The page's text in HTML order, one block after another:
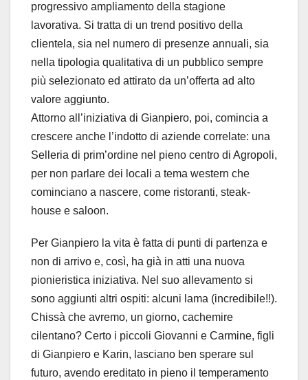
progressivo ampliamento della stagione
lavorativa. Si tratta di un trend positivo della
clientela, sia nel numero di presenze annuali, sia
nella tipologia qualitativa di un pubblico sempre
più selezionato ed attirato da un’offerta ad alto
valore aggiunto.
Attorno all’iniziativa di Gianpiero, poi, comincia a
crescere anche l’indotto di aziende correlate: una
Selleria di prim’ordine nel pieno centro di Agropoli,
per non parlare dei locali a tema western che
cominciano a nascere, come ristoranti, steak-
house e saloon.
Per Gianpiero la vita è fatta di punti di partenza e
non di arrivo e, così, ha già in atti una nuova
pionieristica iniziativa. Nel suo allevamento si
sono aggiunti altri ospiti: alcuni lama (incredibile!!).
Chissà che avremo, un giorno, cachemire
cilentano? Certo i piccoli Giovanni e Carmine, figli
di Gianpiero e Karin, lasciano ben sperare sul
futuro, avendo ereditato in pieno il temperamento